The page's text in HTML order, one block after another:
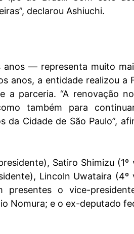
declarou Ashiuchi.
anos — representa muito
anos, a entidade realizou a
a parceria. “A renovação
também para
da Cidade de São Paulo”,
Satiro Shimizu (1º
Lincoln Uwataira (4º
presentes o vice-
Nomura; e o ex-deputado